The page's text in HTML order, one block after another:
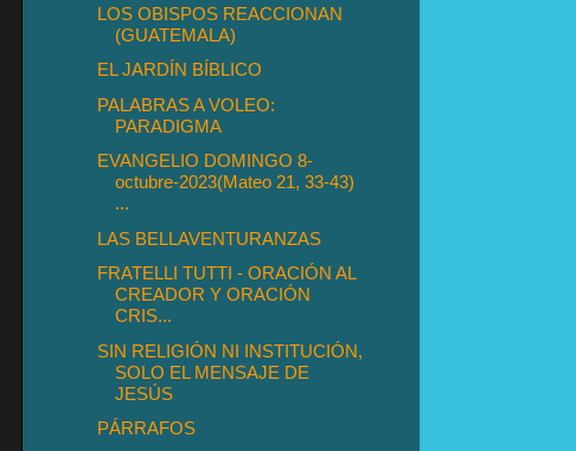
LOS OBISPOS REACCIONAN
(GUATEMALA)
EL JARDÍN BÍBLICO
PALABRAS A VOLEO:
PARADIGMA
EVANGELIO DOMINGO 8-
octubre-2023(Mateo 21, 33-43)
...
LAS BELLAVENTURANZAS
FRATELLI TUTTI - ORACIÓN AL
CREADOR Y ORACIÓN
CRIS...
SIN RELIGIÓN NI INSTITUCIÓN,
SOLO EL MENSAJE DE
JESÚS
PÁRRAFOS